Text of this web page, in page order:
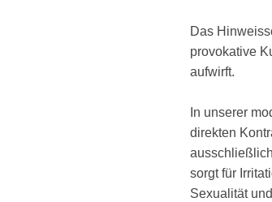
Das
provokative
aufwirft.
In unserer
direkten
sorgt für
Sexualität